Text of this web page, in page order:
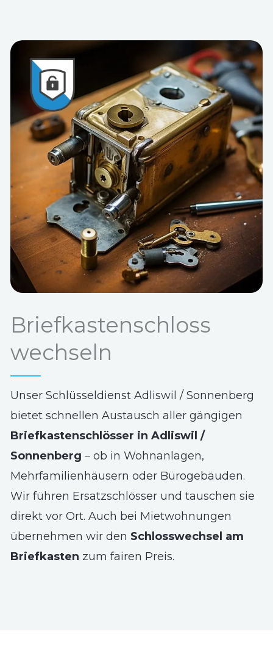
Briefkastenschloss
wechseln
Unser Schlüsseldienst Adliswil / Sonnenberg
bietet schnellen Austausch aller gängigen
Briefkastenschlösser in Adliswil /
Sonnenberg – ob in Wohnanlagen,
Mehrfamilienhäusern oder Bürogebäuden.
Wir führen Ersatzschlösser und tauschen sie
direkt vor Ort. Auch bei Mietwohnungen
übernehmen wir den Schlosswechsel am
Briefkasten zum fairen Preis.